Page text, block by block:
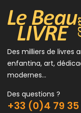
Des milliers de livres
enfantina, art,
modernes...
Des questions ?
+33 (0)4 79 35